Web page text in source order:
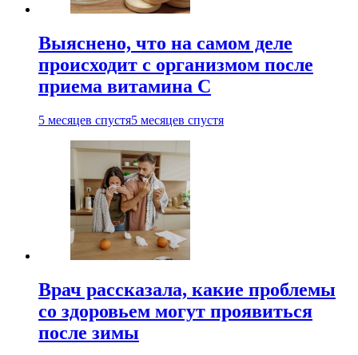
Выяснено, что на самом деле
происходит с организмом после
приема витамина С
5 месяцев спустя5 месяцев спустя
Врач рассказала, какие проблемы
со здоровьем могут проявиться
после зимы